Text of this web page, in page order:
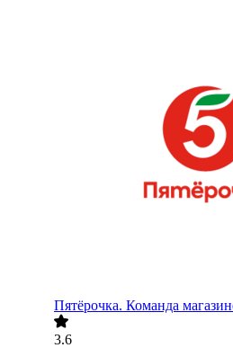
Пятёрочка. Команда
3.6